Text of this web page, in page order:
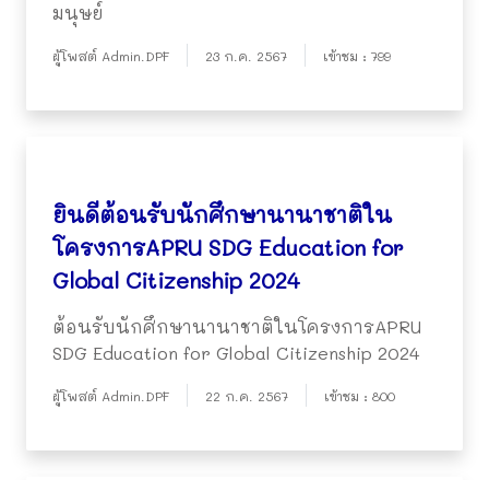
มนุษย์
ผู้โพสต์ Admin.DPF 23 ก.ค. 2567 เข้าชม : 799
ยินดีต้อนรับนักศึกษานานาชาติใน
โครงการAPRU SDG Education for
Global Citizenship 2024
ต้อนรับนักศึกษานานาชาติในโครงการAPRU
SDG Education for Global Citizenship 2024
ผู้โพสต์ Admin.DPF 22 ก.ค. 2567 เข้าชม : 800